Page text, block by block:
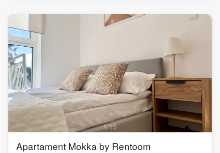
1/15
Apartament Mokka by Rentoom